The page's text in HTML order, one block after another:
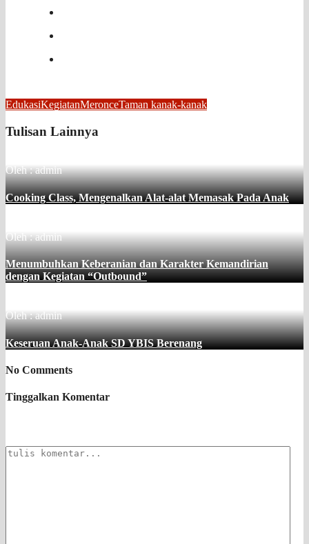
EdukasiKegiatanMeronceTaman kanak-kanak
Tulisan Lainnya
Oleh : admin
Cooking Class, Mengenalkan Alat-alat Memasak Pada Anak
Oleh : admin
Menumbuhkan Keberanian dan Karakter Kemandirian
dengan Kegiatan “Outbound”
Oleh : admin
Keseruan Anak-Anak SD YBIS Berenang
No Comments
Tinggalkan Komentar